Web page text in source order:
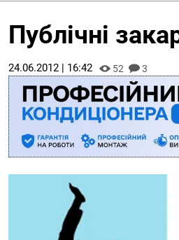
Публічні
24.06.2012 | 16:42 52 3